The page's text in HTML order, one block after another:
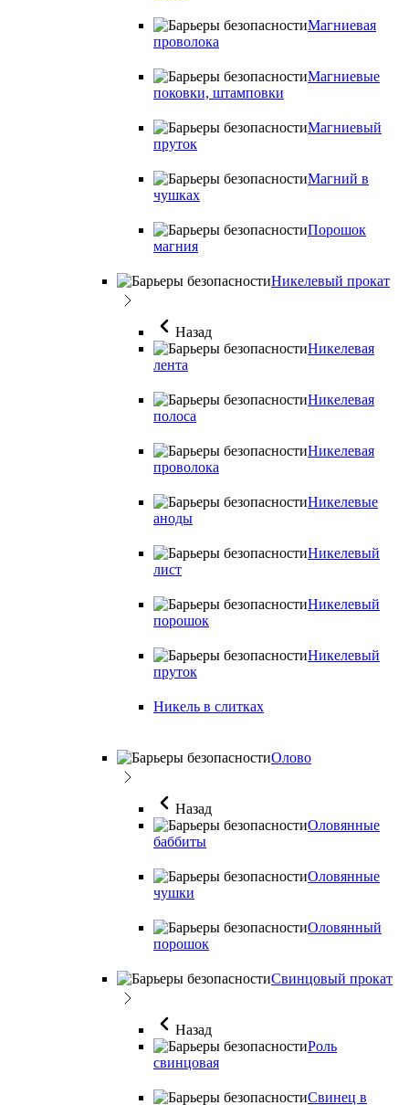
Магниевая
проволока
Магниевые
поковки, штамповки
Магниевый
пруток
Магний в
чушках
Порошок
магния
Никелевый прокат
Назад
Никелевая
лента
Никелевая
полоса
Никелевая
проволока
Никелевые
аноды
Никелевый
лист
Никелевый
порошок
Никелевый
пруток
Никель в слитках
Олово
Назад
Оловянные
баббиты
Оловянные
чушки
Оловянный
порошок
Свинцовый прокат
Назад
Роль
свинцовая
Свинец в